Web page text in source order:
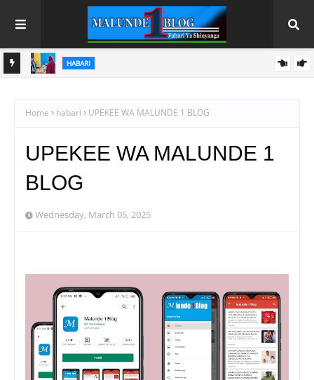
HABARI
Home habari UPEKEE WA MALUNDE 1 BLOG
UPEKEE WA MALUNDE 1
BLOG
Wednesday, March 05, 2025